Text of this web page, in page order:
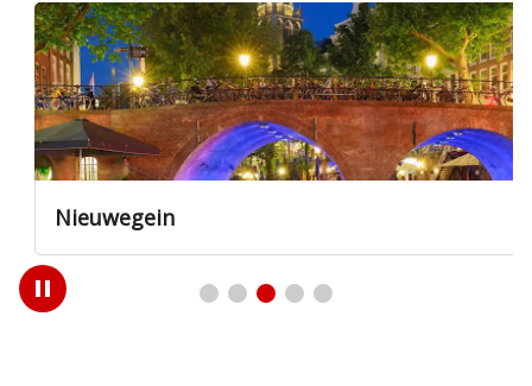
Nieuwegein
Play
/